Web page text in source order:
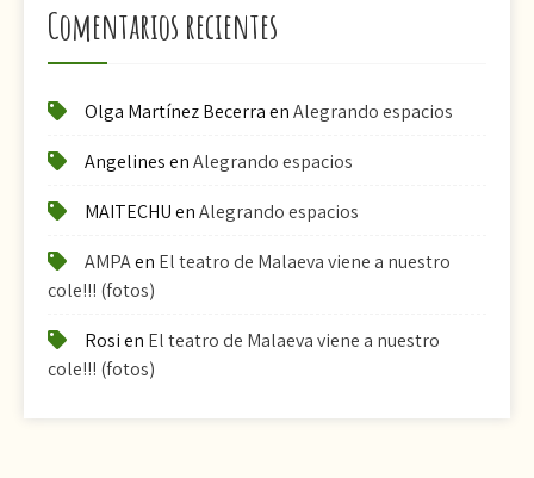
Comentarios recientes
Olga Martínez BecerraenAlegrando espacios
AngelinesenAlegrando espacios
MAITECHUenAlegrando espacios
AMPAen El teatro de Malaeva viene a nuestro
cole!!! (fotos)
Rosien El teatro de Malaeva viene a nuestro
cole!!! (fotos)